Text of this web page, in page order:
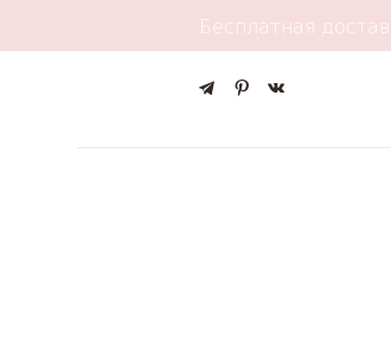
Бесплатная